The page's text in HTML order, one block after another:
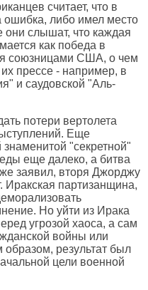
считает, что в
либо имел место
они слышат, что каждая
как победа в
союзницами США, о чем
прессе - например, в
и саудовской "Аль-
потери вертолета
Еще
"секретной"
еще далеко, а битва
же заявил, вторя Джорджу
Иракская партизанщина,
Но уйти из Ирака
угрозой хаоса, а сам
войны или
результат был
цели военной